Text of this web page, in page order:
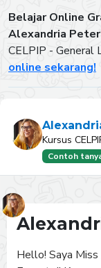
Belajar Online
Alexandria Peter
CELPIP - General
online sekarang!
Kursus
Contoh
Hello! Saya